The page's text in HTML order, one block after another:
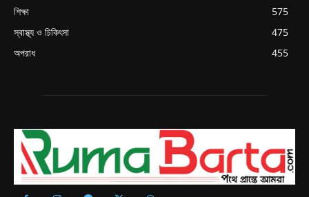
শিক্ষা
575
স্বাস্থ্য ও চিকিৎসা
475
অপরাধ
455